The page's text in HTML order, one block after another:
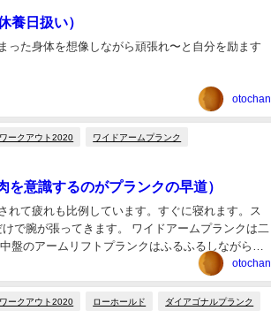
養日扱い）
った身体を想像しながら頑張れ〜と自分を励ます
otochan
ークアウト2020 ワイドアームプランク
意識するのがプランクの早道）
れて疲れも比例しています。すぐに寝れます。ス
で腕が張ってきます。 ワイドアームプランクは二
盤のアームリフトプランクはふるふるしながら支
ョンマ...
otochan
ークアウト2020 ローホールド ダイアゴナルプランク